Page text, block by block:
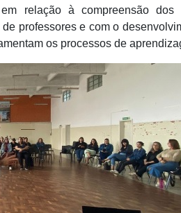
relação à compreensão dos
professores e com o
os processos de